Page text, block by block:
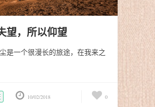
望，所以仰望
是一个很漫长的旅途，在我来之
10/02/2018 0